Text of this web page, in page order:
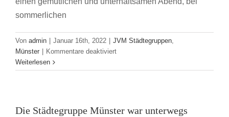
sommerlichen
Von admin Januar 16th, 2022 JVM Städtegruppen,
Münster
Kommentare deaktiviertfür
der
Weiterlesen
Die Städtegruppe Münster war unterwegs